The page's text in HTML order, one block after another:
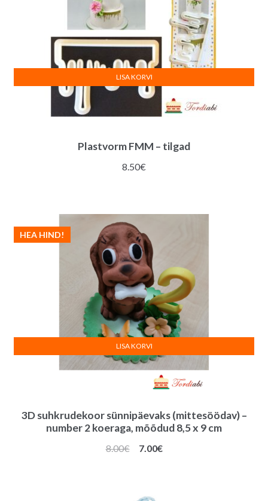
Plastvorm FMM – tilgad
8.50€
LISA KORVI
3D suhkrudekoor sünnipäevaks (mittesöödav) –
number 2 koeraga, mõõdud 8,5 x 9 cm
HEA HIND!
8.00€
Algne
7.00€Praegune
LISA KORVI